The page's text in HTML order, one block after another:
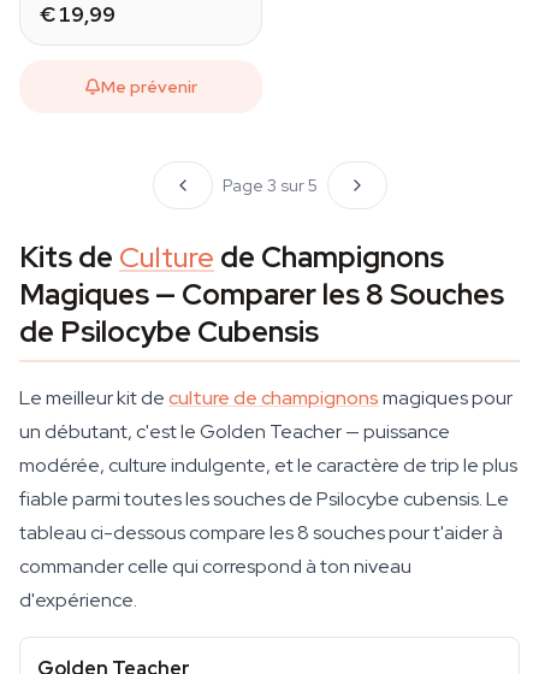
€ 19,99
Me prévenir
Page 3 sur 5
Kits de Culture de Champignons
Magiques — Comparer les 8 Souches
de Psilocybe Cubensis
Le meilleur kit deculture de champignonsmagiques pour
un débutant, c'est le Golden Teacher — puissance
modérée, culture indulgente, et le caractère de trip le plus
fiable parmi toutes les souches de Psilocybe cubensis. Le
tableau ci-dessous compare les 8 souches pour t'aider à
commander celle qui correspond à ton niveau
d'expérience.
Golden Teacher